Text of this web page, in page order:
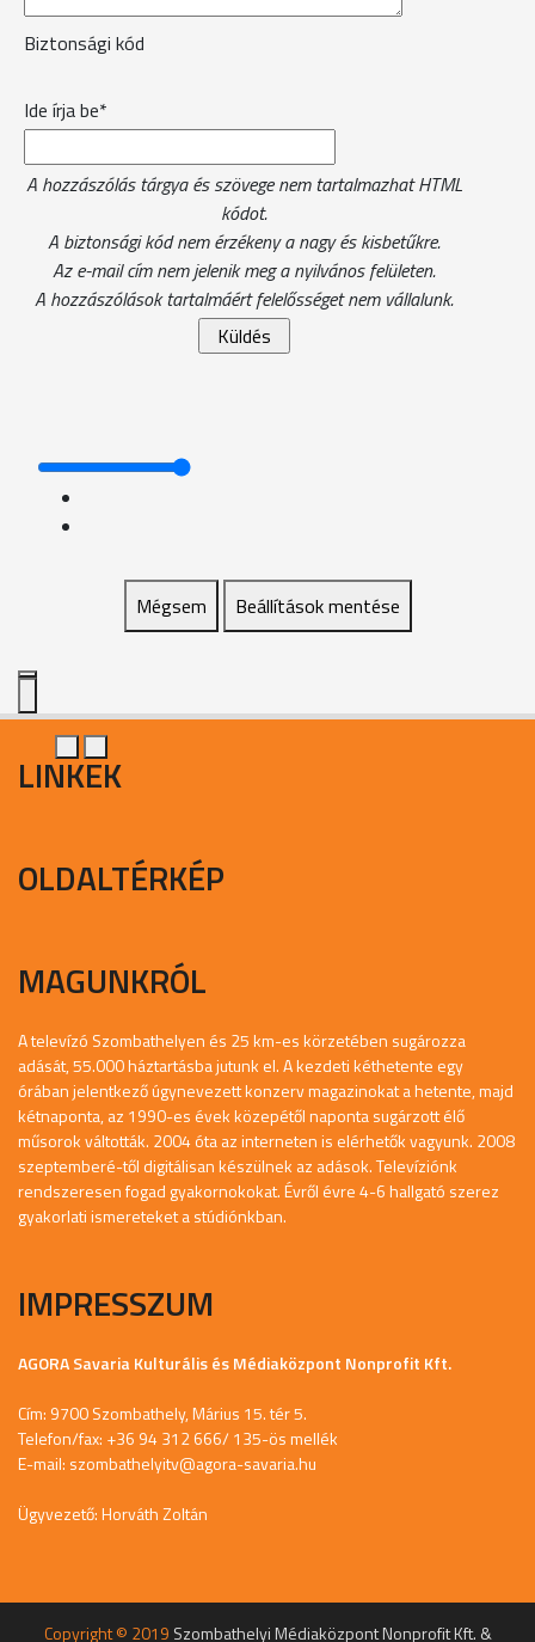
Biztonsági kód
Ide írja be*
A hozzászólás tárgya és szövege nem tartalmazhat HTML
kódot.
A biztonsági kód nem érzékeny a nagy és kisbetűkre.
Az e-mail cím nem jelenik meg a nyilvános felületen.
A hozzászólások tartalmáért felelősséget nem vállalunk.
Mégsem Beállítások mentése
LINKEK
OLDALTÉRKÉP
MAGUNKRÓL
A televízó Szombathelyen és 25 km-es körzetében sugározza
adását, 55.000 háztartásba jutunk el. A kezdeti kéthetente egy
órában jelentkező úgynevezett konzerv magazinokat a hetente, majd
kétnaponta, az 1990-es évek közepétől naponta sugárzott élő
műsorok váltották. 2004 óta az interneten is elérhetők vagyunk. 2008
szeptemberé-től digitálisan készülnek az adások. Televíziónk
rendszeresen fogad gyakornokokat. Évről évre 4-6 hallgató szerez
gyakorlati ismereteket a stúdiónkban.
IMPRESSZUM
AGORA Savaria Kulturális és Médiaközpont Nonprofit Kft.
Cím: 9700 Szombathely, Márius 15. tér 5.
Telefon/fax: +36 94 312 666/ 135-ös mellék
E-mail: szombathelyitv@agora-savaria.hu
Ügyvezető: Horváth Zoltán
Copyright © 2019 Szombathelyi Médiaközpont Nonprofit Kft. &